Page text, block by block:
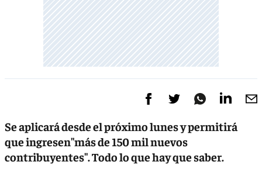
Se aplicará desde el próximo lunes y permitirá
que ingresen"más de 150 mil nuevos
contribuyentes". Todo lo que hay que saber.